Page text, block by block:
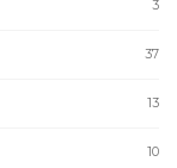
3
37
13
10